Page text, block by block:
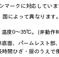
マークに対応してい
国によって異なります
度0～35℃。 (非動作
面、パームレスト部
間ひざ・腿のうえで